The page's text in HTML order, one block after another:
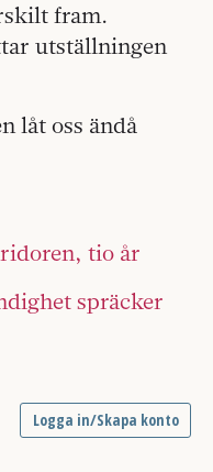
fram.
utställningen
låt oss ändå
tio år
spräcker